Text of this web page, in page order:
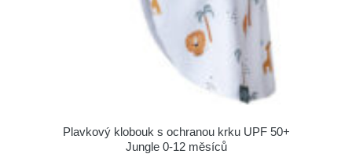
Plavkový klobouk s ochranou krku UPF 50+
Jungle 0-12 měsíců